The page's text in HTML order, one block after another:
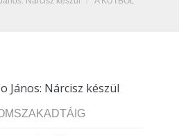
János: Nárcisz készül